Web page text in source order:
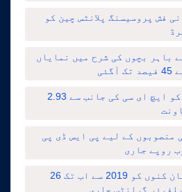
فش پروسیسنگ پلانٹس چین کو
باہر بچوں کی شرح میں نمایاں
بلوچستان کی جامعات کو ایچ ای سی کی جانب سے 2.93
منصوبوں کے لیے پی ایس ڈی پی
بلوچستان کے کوئلہ کان کنوں کو 2019 سے اب تک 26
گرانٹس جاری